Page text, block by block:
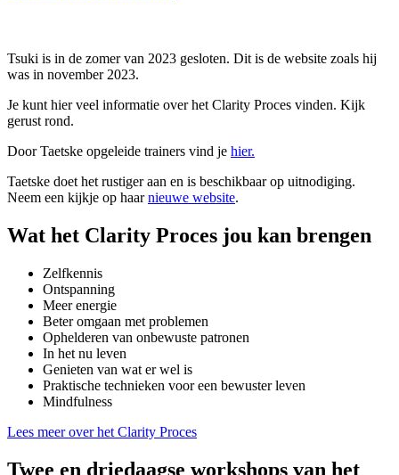
Tsuki is in de zomer van 2023 gesloten. Dit is de website zoals hij
was in november 2023.
Je kunt hier veel informatie over het Clarity Proces vinden. Kijk
gerust rond.
Door Taetske opgeleide trainers vind je hier.
Taetske doet het rustiger aan en is beschikbaar op uitnodiging.
Neem een kijkje op haarnieuwe website.
Wat het Clarity Proces jou kan brengen
Zelfkennis
Ontspanning
Meer energie
Beter omgaan met problemen
Ophelderen van onbewuste patronen
In het nu leven
Genieten van wat er wel is
Praktische technieken voor een bewuster leven
Mindfulness
Lees meer over het Clarity Proces
Twee en driedaagse workshops van het